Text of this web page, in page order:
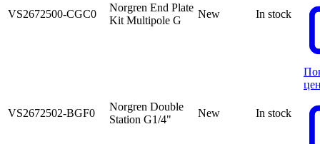
VS2672500-CGC0
Norgren End Plate
Kit Multipole G
New In stock
VS2672502-BGF0
Norgren Double
Station G1/4"
New In stock